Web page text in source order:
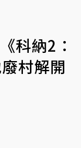
科納2：
村解開